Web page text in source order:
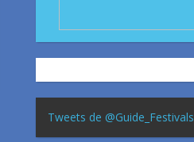
Tweets de @Guide_Festivals